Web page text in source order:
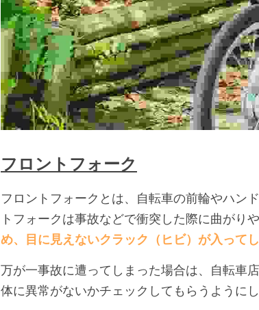
フロントフォーク
フロントフォークとは、自転車の前輪やハン
トフォークは事故などで衝突した際に曲がり
め、目に見えないクラック（ヒビ）が入って
万が一事故に遭ってしまった場合は、自転車
体に異常がないかチェックしてもらうようにし